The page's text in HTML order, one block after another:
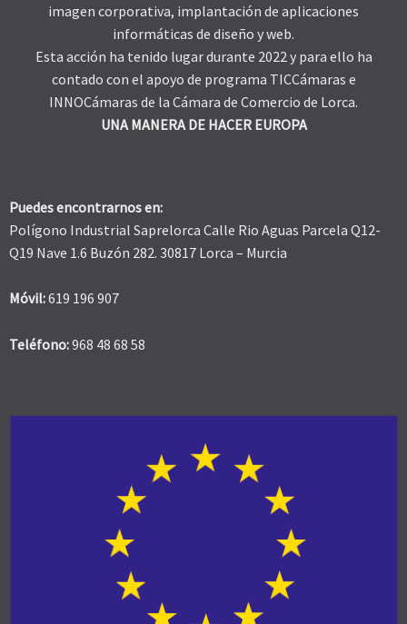
imagen corporativa, implantación de aplicaciones
informáticas de diseño y web.
Esta acción ha tenido lugar durante 2022 y para ello ha
contado con el apoyo de programa TICCámaras e
INNOCámaras de la Cámara de Comercio de Lorca.
UNA MANERA DE HACER EUROPA
Puedes encontrarnos en:
Polígono Industrial Saprelorca Calle Rio Aguas Parcela Q12-
Q19 Nave 1.6 Buzón 282. 30817 Lorca – Murcia
Móvil:619 196 907
Teléfono:968 48 68 58